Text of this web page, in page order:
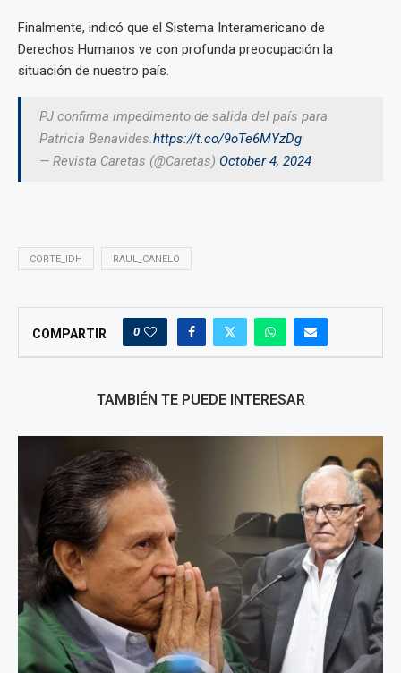
Finalmente, indicó que el Sistema Interamericano de
Derechos Humanos ve con profunda preocupación la
situación de nuestro país.
PJ confirma impedimento de salida del país para
Patricia Benavides.https://t.co/9oTe6MYzDg
— Revista Caretas (@Caretas) October 4, 2024
CORTE_IDH RAUL_CANELO
COMPARTIR 0
TAMBIÉN TE PUEDE INTERESAR